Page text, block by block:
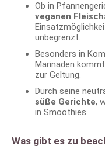
Ob in
veganen
unbegrenzt.
Besonders in
Marinaden
zur Geltung.
Durch seine
süße Gerichte,
in Smoothies.
Was gibt es zu